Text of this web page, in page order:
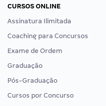
CURSOS ONLINE
Assinatura Ilimitada
Coaching para Concursos
Exame de Ordem
Graduação
Pós-Graduação
Cursos por Concurso